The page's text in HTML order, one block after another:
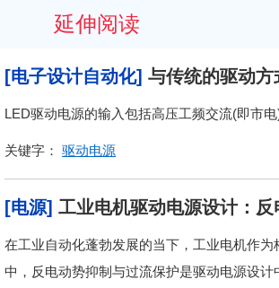
延伸阅读
[电子设计自动化] 与传统的驱动
LED驱动电源的输入包括高压工频交流(即市
关键字： 驱动电源
[电源] 工业电机驱动电源设计：
在工业自动化蓬勃发展的当下，工业电机作
中，反电动势抑制与过流保护是驱动电源设